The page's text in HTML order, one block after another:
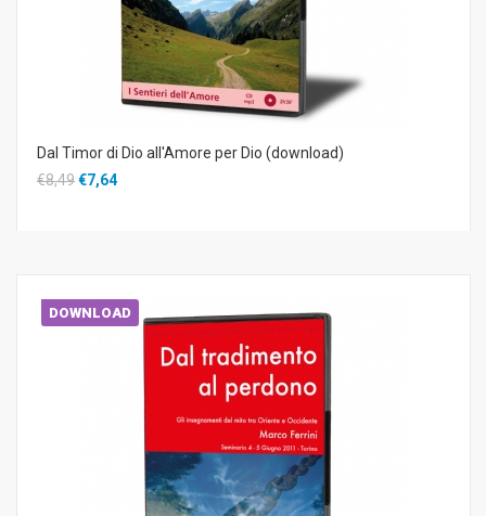
Dal Timor di Dio all'Amore per Dio (download)
€8,49€7,64
DOWNLOAD